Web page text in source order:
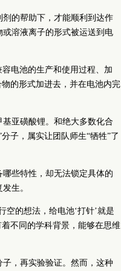
的帮助下，才能顺利到达作
溶液离子的形式被运送到电
电池的生产和使用过程、加
的形式加进去，并在电池内完
亚磺酸锂。和绝大多数化合
子，属实让团队师生“牺牲”了
些特性，却无法锁定具体的
生。
空的想法，给电池‘打针’就是
不同的学科背景，能够在思维
，再实验验证。然而，这种